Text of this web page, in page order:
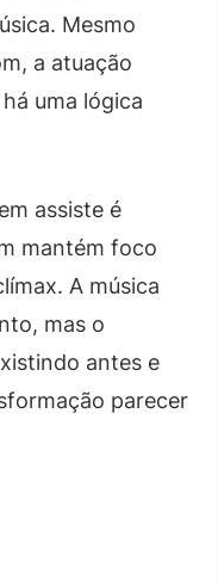
Mesmo
a atuação
uma lógica
assiste é
mantém foco
A música
mas o
antes e
parecer